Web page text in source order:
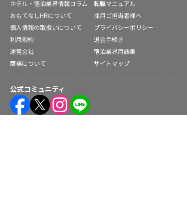
ホテル・宿泊業界情報コラム
転職マニュアル
おもてなしHRについて
採用ご担当者様へ
個人情報の取扱いについて
プライバシーポリシー
利用規約
退会手続き
運営会社
宿泊業界用語集
商標について
サイトマップ
公式コミュニティ